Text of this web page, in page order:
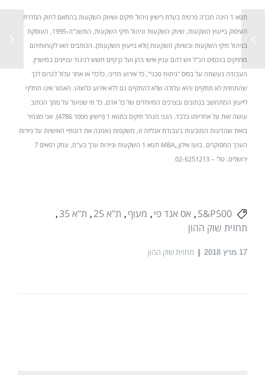
תטא 1 הינה חברה פרטית בעלת רישיון ניהול תיקים ושיווק השקעות בהתאם לחוק הסדרת
העיסוק בייעוץ השקעות, שיווק השקעות וניהול תיקי השקעות, התשנ"ה-1995, העוסקת
בניהול תיקי השקעות ובשיווק השקעות (ולא בייעוץ השקעות). הכותבים ו/או לקוחותיהם
מחזיקים בנכסים הנ"ל ויש להם עניין אישי בהן ועל כן קיים חשש לניגוד עניינים במישרין.
העבודה נעשתה על בסיס "ניתוח טכני", כל אירוע מדיני, כלכלי או אחר עלול לגרום לכך
שהתחזית לא תתקיים והיא עלולה שלא להתקיים גם ללא אירוע כלשהו. האמור אינו תחליף
לייעוץ המתחשב בנתונים ובצרכים המיוחדים של כל אדם. כל מי שפועל על סמך הכתוב
עושה זאת על אחריותו בלבד. הנני מנהל תיקים בתטא 1 (רישיון מספר 4786). אני מצהיר
בזאת שהדעות המובעות בעבודת אנליזה זו, משקפות נאמנה את דעותיי האישיות על ניירות
הערך המסוקרים. בועז אילון,,MBA תטא 1 השקעות וניירות ערך בע"מ, עמק רפאים 7
ירושלים. טל' – 02-6251213
S&P500 אס אנד פי מעוף ת"א 25
ת"א 35
תחזית שוק ההון
17 מרץ 2018 תחזית שוק ההון